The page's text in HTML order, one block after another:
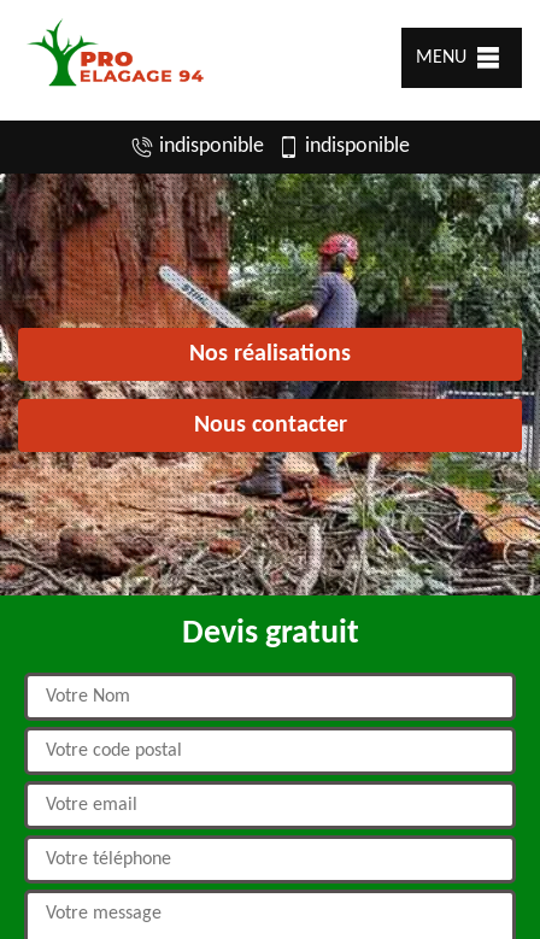
MENU
indisponible indisponible
Nos réalisations
Nous contacter
Devis gratuit